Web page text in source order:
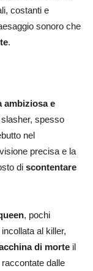
costanti e
sonoro che
.
ambiziosa e
spesso
nel
precisa e la
di scontentare
, pochi
al killer,
di morte il
dalle